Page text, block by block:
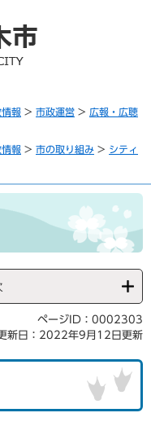
情報 > 市政運営 > 広報・広聴
情報 > 市の取り組み > シティ
ページID：0002303
新日：2022年9月12日更新